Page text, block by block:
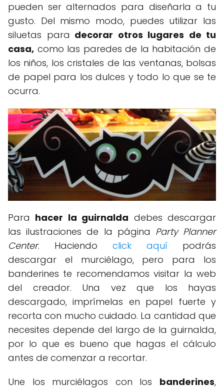
pueden ser alternados para diseñarla a tu
gusto. Del mismo modo, puedes utilizar las
siluetas para decorar otros lugares de tu
casa, como las paredes de la habitación de
los niños, los cristales de las ventanas, bolsas
de papel para los dulces y todo lo que se te
ocurra.
Para hacer la guirnalda debes descargar
las ilustraciones de la página Party Planner
Center. Haciendo click aquí podrás
descargar el murciélago, pero para los
banderines te recomendamos visitar la web
del creador. Una vez que los hayas
descargado, imprímelas en papel fuerte y
recorta con mucho cuidado. La cantidad que
necesites depende del largo de la guirnalda,
por lo que es bueno que hagas el cálculo
antes de comenzar a recortar.
Une los murciélagos con los banderines,